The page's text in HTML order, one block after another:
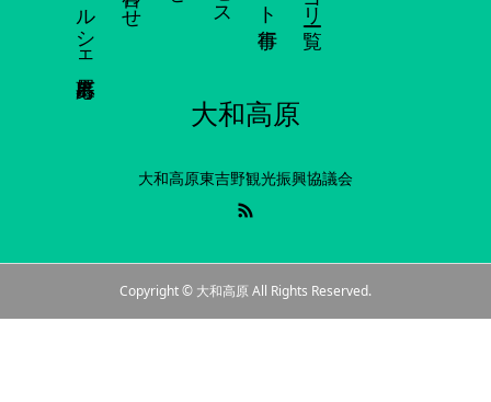
大和高原
大和高原東吉野観光振興協議会
Copyright © 大和高原 All Rights Reserved.